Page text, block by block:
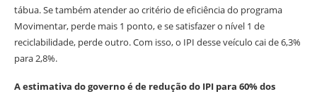
tábua. Se também atender ao critério de eficiência do programa
Movimentar, perde mais 1 ponto, e se satisfazer o nível 1 de
reciclabilidade, perde outro. Com isso, o IPI desse veículo cai de 6,3%
para 2,8%.
A estimativa do governo é de redução do IPI para 60% dos